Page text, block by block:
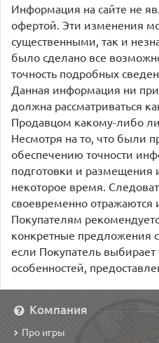
Информация на сайте не
офертой. Эти изменения
существенными, так и
было сделано все
точность подробных
Данная информация ни
должна рассматриваться
Продавцом какому-либо
Несмотря на то, что были
обеспечению точности
подготовки и
некоторое время.
своевременно отражаются
Покупателям
конкретные предложения
если Покупатель выбирает
особенностей,
Компания
Про игры